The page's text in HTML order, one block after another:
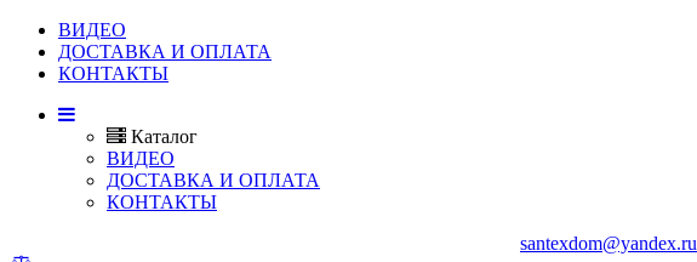
ВИДЕО
ДОСТАВКА И ОПЛАТА
КОНТАКТЫ
Каталог
ВИДЕО
ДОСТАВКА И ОПЛАТА
КОНТАКТЫ
santexdom@yandex.ru